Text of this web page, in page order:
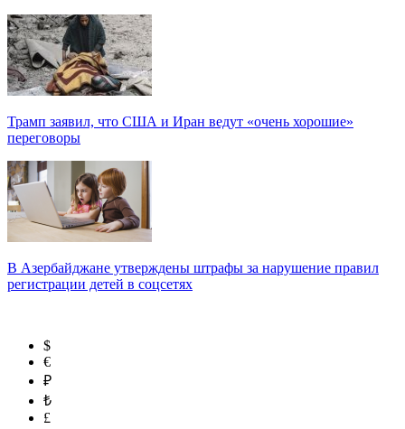
Трамп заявил, что США и Иран ведут «очень хорошие»
переговоры
В Азербайджане утверждены штрафы за нарушение правил
регистрации детей в соцсетях
$
€
₽
₺
£